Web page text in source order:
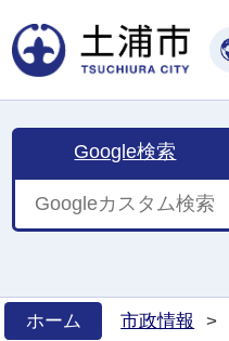
Google検索
ホーム
市政情報 >